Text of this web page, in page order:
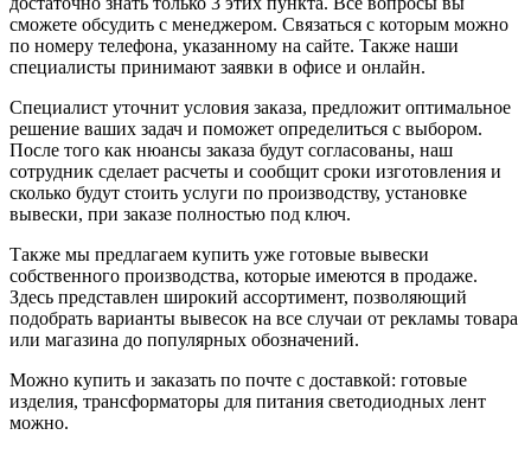
сможете обсудить с менеджером. Связаться с которым можно
по номеру телефона, указанному на сайте. Также наши
специалисты принимают заявки в офисе и онлайн.
Специалист уточнит условия заказа, предложит оптимальное
решение ваших задач и поможет определиться с выбором.
После того как нюансы заказа будут согласованы, наш
сотрудник сделает расчеты и сообщит сроки изготовления и
сколько будут стоить услуги по производству, установке
вывески, при заказе полностью под ключ.
Также мы предлагаем купить уже готовые вывески
собственного производства, которые имеются в продаже.
Здесь представлен широкий ассортимент, позволяющий
подобрать варианты вывесок на все случаи от рекламы товара
или магазина до популярных обозначений.
Можно купить и заказать по почте с доставкой: готовые
изделия, трансформаторы для питания светодиодных лент
можно.